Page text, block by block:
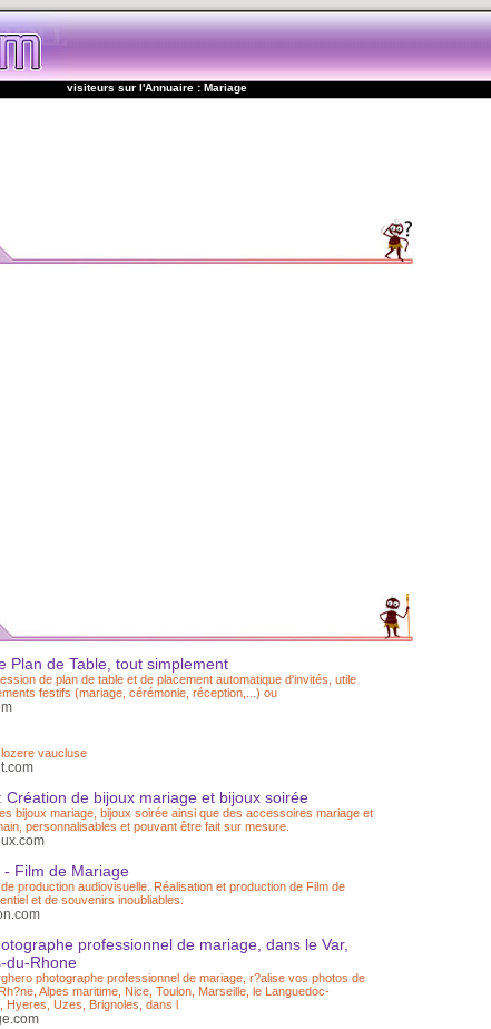
visiteurs sur l'Annuaire : Mariage
Plan de Table, tout simplement
de plan de table et de placement automatique d'invités, utile
festifs (mariage, cérémonie, réception,...) ou
vaucluse
Création de bijoux mariage et bijoux soirée
bijoux mariage, bijoux soirée ainsi que des accessoires mariage et
personnalisables et pouvant être fait sur mesure.
Film de Mariage
production audiovisuelle. Réalisation et production de Film de
et de souvenirs inoubliables.
professionnel de mariage, dans le Var,
du-Rhone
photographe professionnel de mariage, r?alise vos photos de
Alpes maritime, Nice, Toulon, Marseille, le Languedoc-
Hyeres, Uzes, Brignoles, dans l